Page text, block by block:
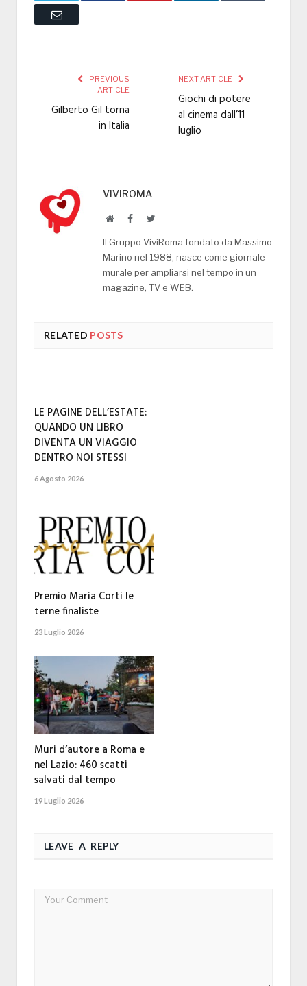
Email
PREVIOUS
ARTICLE
Gilberto Gil torna
in Italia
NEXT ARTICLE
Giochi di potere
al cinema dall’11
luglio
VIVIROMA
WebsiteFacebookTwitter
Il Gruppo ViviRoma fondato da Massimo
Marino nel 1988, nasce come giornale
murale per ampliarsi nel tempo in un
magazine, TV e WEB.
RELATED POSTS
LE PAGINE DELL’ESTATE:
QUANDO UN LIBRO
DIVENTA UN VIAGGIO
DENTRO NOI STESSI
6 Agosto 2026
Premio Maria Corti le
terne finaliste
23 Luglio 2026
Muri d’autore a Roma e
nel Lazio: 460 scatti
salvati dal tempo
19 Luglio 2026
LEAVE A REPLY